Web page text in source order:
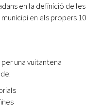
en la definició de les
en els propers 10
una vuitantena